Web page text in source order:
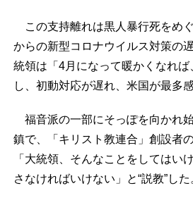
この支持離れは黒人暴行死をめ
からの新型コロナウイルス対策の
統領は「4月になって暖かくなれ
し、初動対応が遅れ、米国が最多
福音派の一部にそっぽを向かれ
鎮で、「キリスト教連合」創設者
「大統領、そんなことをしてはい
さなければいけない」と“説教”し